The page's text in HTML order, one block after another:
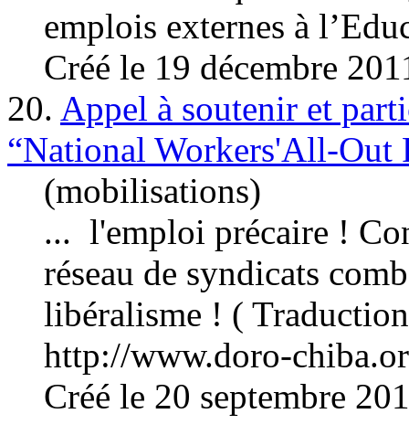
emplois externes à
Créé le 19 décembre
20. Appel à soutenir et
“National Workers'All-Out
(mobilisations)
... l'emploi précaire !
réseau de syndicats
libéralisme ! (
http://www.doro-
Créé le 20 septembre